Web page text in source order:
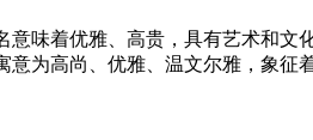
味着优雅、高贵，具有艺术和文
为高尚、优雅、温文尔雅，象征